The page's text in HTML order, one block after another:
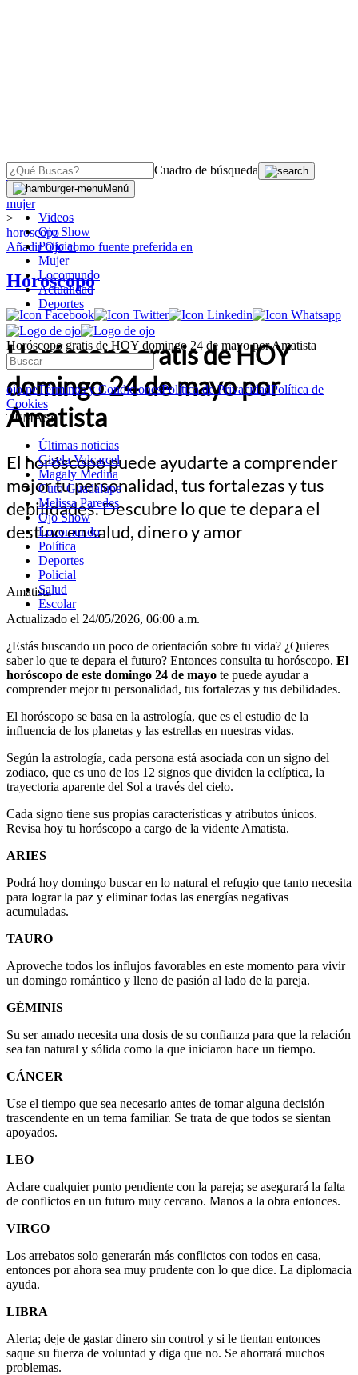
Cuadro de búsqueda
Menú
Videos
Ojo Show
Policial
Mujer
Locomundo
Actualidad
Deportes
Horóscopo gratis de HOY domingo 24 de mayo por Amatista
ojo.peTérminos y CondicionesPolítica de PrivacidadPolítica de
Cookies
TEMAS:
Últimas noticias
Gisela Valcarcel
Magaly Medina
Cuto Guadalupe
Melissa Paredes
Ojo Show
Locomundo
Política
Deportes
Policial
Salud
Escolar
OJO
mujer
>
horoscopo
AñadirOjocomo fuente preferida en
Horoscopo
Horóscopo gratis de HOY
domingo 24 de mayo por
Amatista
El horóscopo puede ayudarte a comprender
mejor tu personalidad, tus fortalezas y tus
debilidades. Descubre lo que te depara el
destino en salud, dinero y amor
Amatista
Actualizado el 24/05/2026, 06:00 a.m.
¿Estás buscando un poco de orientación sobre tu vida? ¿Quieres
saber lo que te depara el futuro? Entonces consulta tu horóscopo. El
horóscopo de este domingo 24 de mayo te puede ayudar a
comprender mejor tu personalidad, tus fortalezas y tus debilidades.
El horóscopo se basa en la astrología, que es el estudio de la
influencia de los planetas y las estrellas en nuestras vidas.
Según la astrología, cada persona está asociada con un signo del
zodiaco, que es uno de los 12 signos que dividen la eclíptica, la
trayectoria aparente del Sol a través del cielo.
Cada signo tiene sus propias características y atributos únicos.
Revisa hoy tu horóscopo a cargo de la vidente Amatista.
ARIES
Podrá hoy domingo buscar en lo natural el refugio que tanto necesita
para lograr la paz y eliminar todas las energías negativas
acumuladas.
TAURO
Aproveche todos los influjos favorables en este momento para vivir
un domingo romántico y lleno de pasión al lado de la pareja.
GÉMINIS
Su ser amado necesita una dosis de su confianza para que la relación
sea tan natural y sólida como la que iniciaron hace un tiempo.
CÁNCER
Use el tiempo que sea necesario antes de tomar alguna decisión
trascendente en un tema familiar. Se trata de que todos se sientan
apoyados.
LEO
Aclare cualquier punto pendiente con la pareja; se asegurará la falta
de conflictos en un futuro muy cercano. Manos a la obra entonces.
VIRGO
Los arrebatos solo generarán más conflictos con todos en casa,
entonces por ahora sea muy prudente con lo que dice. La diplomacia
ayuda.
LIBRA
Alerta; deje de gastar dinero sin control y si le tientan entonces
saque su fuerza de voluntad y diga que no. Se ahorrará muchos
problemas.